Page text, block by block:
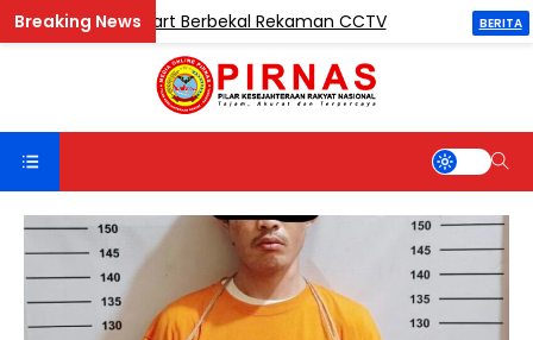
Madina Mart Berbekal Rekaman CCTV